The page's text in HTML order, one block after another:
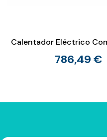
Calentador Eléctrico
786,49 €